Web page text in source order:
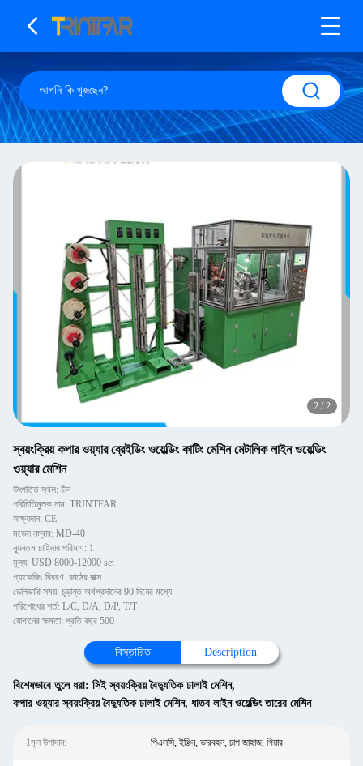
2 / 2
স্বয়ংক্রিয় কপার ওয়্যার ব্রেইডিং ওয়েল্ডিং কাটিং মেশিন মেটালিক লাইন ওয়েল্ডিং
ওয়্যার মেশিন
উৎপত্তি স্থল: চীন
পরিচিতিমুলক নাম: TRINTFAR
সাক্ষ্যদান: CE
মডেল নম্বার: MD-40
ন্যূনতম চাহিদার পরিমাণ: 1
মূল্য: USD 8000-12000 set
প্যাকেজিং বিবরণ: কাঠের বাক্স
ডেলিভারি সময়: চূড়ান্ত অর্থপ্রদানের 90 দিনের মধ্যে
পরিশোধের শর্ত: L/C, D/A, D/P, T/T
যোগানের ক্ষমতা: প্রতি বছর 500
বিস্তারিত Description
বিশেষভাবে তুলে ধরা: সিই স্বয়ংক্রিয় বৈদ্যুতিক ঢালাই মেশিন,
কপার ওয়্যার স্বয়ংক্রিয় বৈদ্যুতিক ঢালাই মেশিন, ধাতব লাইন ওয়েল্ডিং তারের মেশিন
1মূল উপাদান: পিএলসি, ইঞ্জিন, ভারবহন, চাপ জাহাজ, গিয়ার